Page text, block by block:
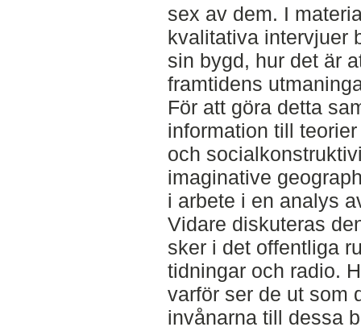
sex av dem. I
kvalitativa intervjuer
sin bygd, hur det är
framtidens
För att göra detta
information till
och
imaginative
i arbete i en analys
Vidare diskuteras
sker i det offentliga
tidningar och radio.
varför ser de ut som
invånarna till dessa